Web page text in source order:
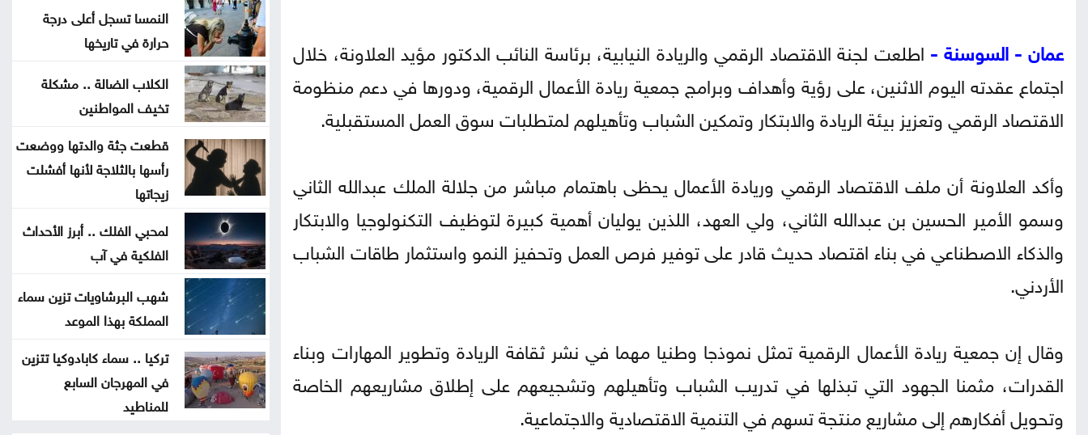
عمان - السوسنة - اطلعت لجنة الاقتصاد الرقمي والريادة النيابية، برئاسة النائب الدكتور مؤيد العلاونة، خلال
اجتماع عقدته اليوم الاثنين، على رؤية وأهداف وبرامج جمعية ريادة الأعمال الرقمية، ودورها في دعم منظومة
الاقتصاد الرقمي وتعزيز بيئة الريادة والابتكار وتمكين الشباب وتأهيلهم لمتطلبات سوق العمل المستقبلية.
وأكد العلاونة أن ملف الاقتصاد الرقمي وريادة الأعمال يحظى باهتمام مباشر من جلالة الملك عبدالله الثاني
وسمو الأمير الحسين بن عبدالله الثاني، ولي العهد، اللذين يوليان أهمية كبيرة لتوظيف التكنولوجيا والابتكار
والذكاء الاصطناعي في بناء اقتصاد حديث قادر على توفير فرص العمل وتحفيز النمو واستثمار طاقات الشباب
الأردني.
وقال إن جمعية ريادة الأعمال الرقمية تمثل نموذجا وطنيا مهما في نشر ثقافة الريادة وتطوير المهارات وبناء
القدرات، مثمنا الجهود التي تبذلها في تدريب الشباب وتأهيلهم وتشجيعهم على إطلاق مشاريعهم الخاصة
وتحويل أفكارهم إلى مشاريع منتجة تسهم في التنمية الاقتصادية والاجتماعية.
تهنئة لــ الدكتور القاضي بسام
التلاهين
بعد موسم التخريج .. هل أصبحت
الشهادة الجامعية كافية؟
العنف ضد المرأة .. حق ام جريمة
اختيار
عن تهديدات المناخ في المغرب العربي
أخيراً العالم يكتشف سبتة
هل الزواج علاقة صحية
النمسا تسجل أعلى درجة
حرارة في تاريخها
الكلاب الضالة .. مشكلة
تخيف المواطنين
قطعت جثة والدتها ووضعت
رأسها بالثلاجة لأنها أفشلت
زيجاتها
لمحبي الفلك .. أبرز الأحداث
الفلكية في آب
شهب البرشاويات تزين سماء
المملكة بهذا الموعد
تركيا .. سماء كابادوكيا تتزين
في المهرجان السابع
للمناطيد